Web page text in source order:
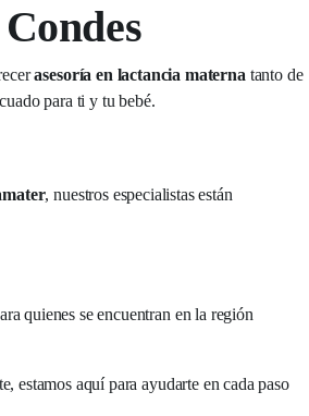
asesoría en lactancia materna tanto de
para ti y tu bebé.
, nuestros especialistas están
quienes se encuentran en la región
estamos aquí para ayudarte en cada paso